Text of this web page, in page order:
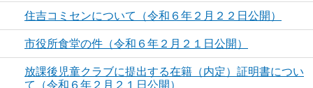
住吉コミセンについて（令和６年２月２２日公開）
市役所食堂の件（令和６年２月２１日公開）
放課後児童クラブに提出する在籍（内定）証明書につい
て（令和６年２月２１日公開）